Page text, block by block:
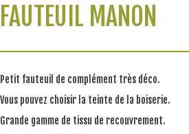
FAUTEUIL MANON
Petit fauteuil de complément très déco.
Vous pouvez choisir la teinte de la boiserie.
Grande gamme de tissu de recouvrement.